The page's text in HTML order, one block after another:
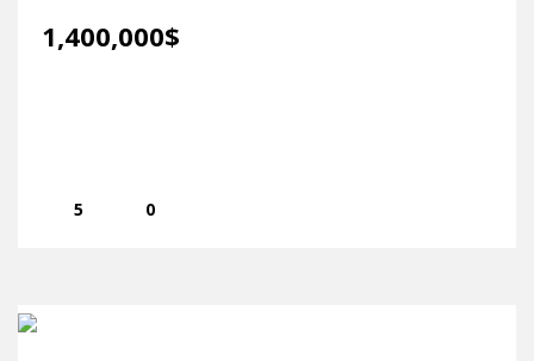
1,400,000$
5 0